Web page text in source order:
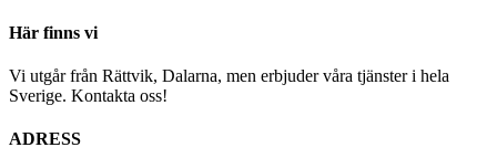
Här finns vi
Vi utgår från Rättvik, Dalarna, men erbjuder våra tjänster i hela
Sverige. Kontakta oss!
ADRESS